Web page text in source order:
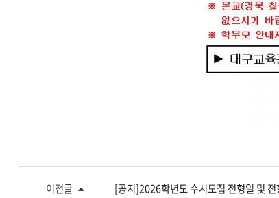
이전글 [공지]2026학년도 수시모집 전형일 및